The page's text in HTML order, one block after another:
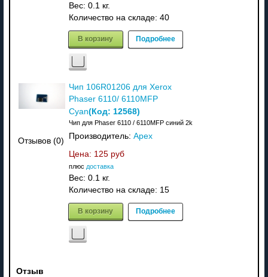
Вес: 0.1 кг.
Количество на складе: 40
В корзину Подробнее
Отзывов (0)
Чип 106R01206 для Xerox
Phaser 6110/ 6110MFP
Cyan(Код: 12568)
Чип для Phaser 6110 / 6110MFP синий 2k
Производитель: Apex
Цена: 125 руб
плюс доставка
Вес: 0.1 кг.
Количество на складе: 15
В корзину Подробнее
Отзыв